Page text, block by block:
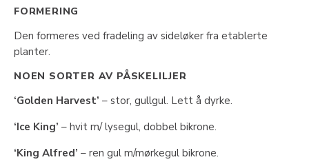
FORMERING
Den formeres ved fradeling av sideløker fra etablerte
planter.
NOEN SORTER AV PÅSKELILJER
‘Golden Harvest’ – stor, gullgul. Lett å dyrke.
‘Ice King’ – hvit m/ lysegul, dobbel bikrone.
‘King Alfred’ – ren gul m/mørkegul bikrone.